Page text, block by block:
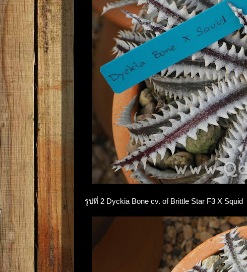
รูปที่ 2 Dyckia Bone cv. of Brittle Star F3 X Squid